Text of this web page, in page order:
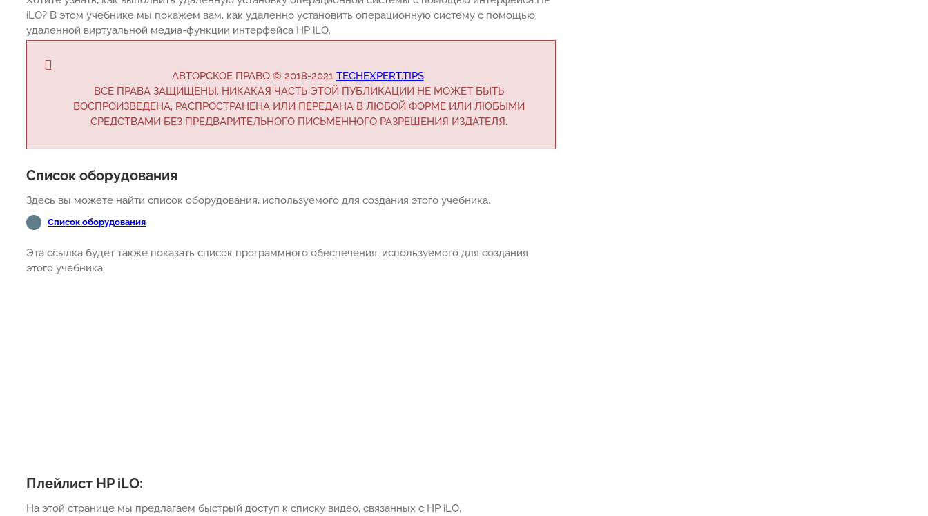
iLO? В этом учебнике мы покажем вам, как удаленно установить операционную систему с помощью
удаленной виртуальной медиа-функции интерфейса HP iLO.
АВТОРСКОЕ ПРАВО © 2018-2021 TECHEXPERT.TIPS.
ВСЕ ПРАВА ЗАЩИЩЕНЫ. НИКАКАЯ ЧАСТЬ ЭТОЙ ПУБЛИКАЦИИ НЕ МОЖЕТ БЫТЬ
ВОСПРОИЗВЕДЕНА, РАСПРОСТРАНЕНА ИЛИ ПЕРЕДАНА В ЛЮБОЙ ФОРМЕ ИЛИ ЛЮБЫМИ
СРЕДСТВАМИ БЕЗ ПРЕДВАРИТЕЛЬНОГО ПИСЬМЕННОГО РАЗРЕШЕНИЯ ИЗДАТЕЛЯ.
Список оборудования
Здесь вы можете найти список оборудования, используемого для создания этого учебника.
Список оборудования
Эта ссылка будет также показать список программного обеспечения, используемого для создания
этого учебника.
Плейлист HP iLO:
На этой странице мы предлагаем быстрый доступ к списку видео, связанных с HP iLO.